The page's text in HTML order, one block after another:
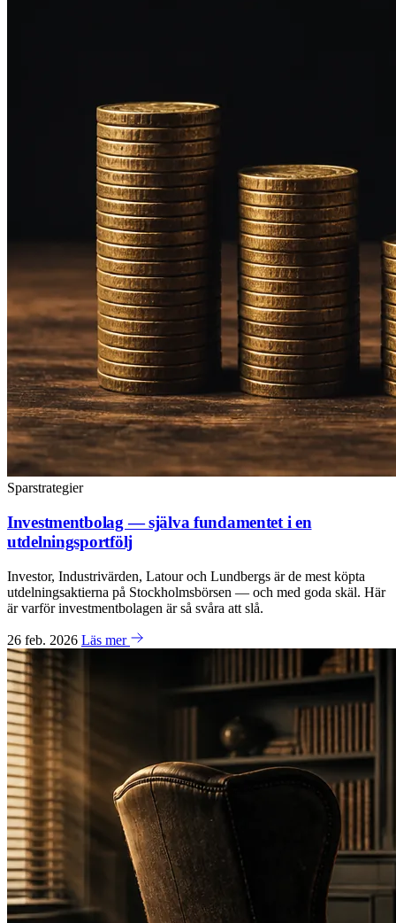
Sparstrategier
Investmentbolag — själva fundamentet i en
utdelningsportfölj
Investor, Industrivärden, Latour och Lundbergs är de mest köpta
utdelningsaktierna på Stockholmsbörsen — och med goda skäl. Här
är varför investmentbolagen är så svåra att slå.
26 feb. 2026 Läs mer